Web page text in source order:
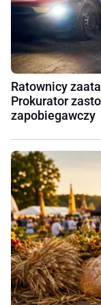
Ratownicy
Prokurator
zapobiegawczy